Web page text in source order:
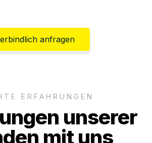
anfragen
ERFAHRUNGEN
unserer
mit uns